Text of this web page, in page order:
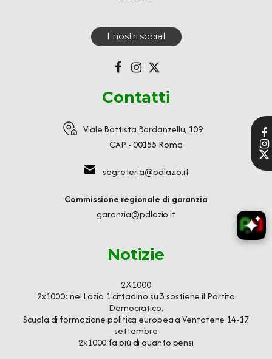
I nostri social
Contatti
Viale Battista Bardanzellu, 109
CAP - 00155 Roma
segreteria@pdlazio.it
Commissione regionale di garanzia
garanzia@pdlazio.it
Notizie
2X1000
2x1000: nel Lazio 1 cittadino su 3 sostiene il Partito
Democratico.
Scuola di formazione politica europea a Ventotene 14-17
settembre
2x1000 fa più di quanto pensi